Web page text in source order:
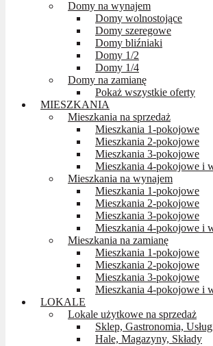
Domy na wynajem
Domy wolnostojące
Domy szeregowe
Domy bliźniaki
Domy 1/2
Domy 1/4
Domy na zamianę
Pokaż wszystkie oferty
MIESZKANIA
Mieszkania na sprzedaż
Mieszkania 1-pokojowe
Mieszkania 2-pokojowe
Mieszkania 3-pokojowe
Mieszkania 4-pokojowe i
Mieszkania na wynajem
Mieszkania 1-pokojowe
Mieszkania 2-pokojowe
Mieszkania 3-pokojowe
Mieszkania 4-pokojowe i
Mieszkania na zamianę
Mieszkania 1-pokojowe
Mieszkania 2-pokojowe
Mieszkania 3-pokojowe
Mieszkania 4-pokojowe i
LOKALE
Lokale użytkowe na sprzedaż
Sklep, Gastronomia,
Hale, Magazyny, Składy